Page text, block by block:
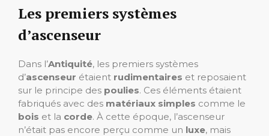
Les premiers systèmes
d’ascenseur
Dans l’Antiquité, les premiers systèmes
d’ascenseur étaient rudimentaires et reposaient
sur le principe des poulies. Ces éléments étaient
fabriqués avec des matériaux simples comme le
bois et la corde. À cette époque, l’ascenseur
n’était pas encore perçu comme un luxe, mais